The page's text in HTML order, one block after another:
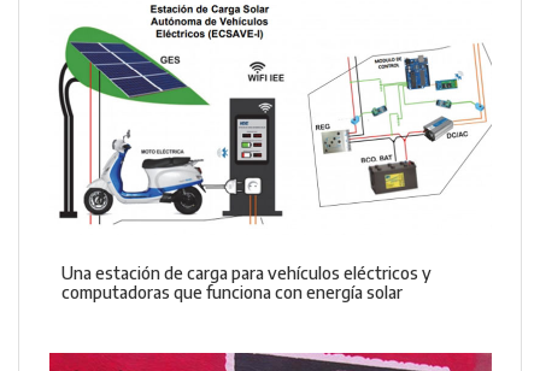
Una estación de carga para vehículos eléctricos y
computadoras que funciona con energía solar